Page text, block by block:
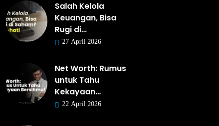
Salah Kelola
Keuangan, Bisa
Rugi di…
27 April 2026
Net Worth: Rumus
untuk Tahu
Kekayaan…
22 April 2026